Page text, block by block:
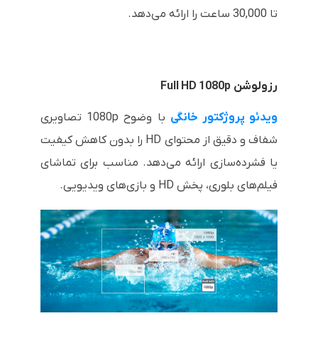
تا 30,000 ساعت را ارائه می‌دهد.
رزولوشن Full HD 1080p
ویدئو پروژکتور خانگی
با وضوح 1080p تصاویری
شفاف و دقیق از محتوای HD را بدون کاهش کیفیت
یا فشرده‌سازی ارائه می‌دهد. مناسب برای تماشای
فیلم‌های بلوری، پخش HD و بازی‌های ویدیویی.